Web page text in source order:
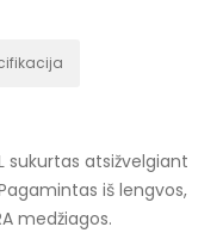
sukurtas atsižvelgiant
iš lengvos,
medžiagos.